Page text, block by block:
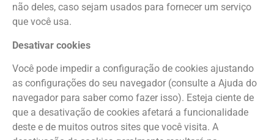
não deles, caso sejam usados para fornecer um serviço
que você usa.
Desativar cookies
Você pode impedir a configuração de cookies ajustando
as configurações do seu navegador (consulte a Ajuda do
navegador para saber como fazer isso). Esteja ciente de
que a desativação de cookies afetará a funcionalidade
deste e de muitos outros sites que você visita. A